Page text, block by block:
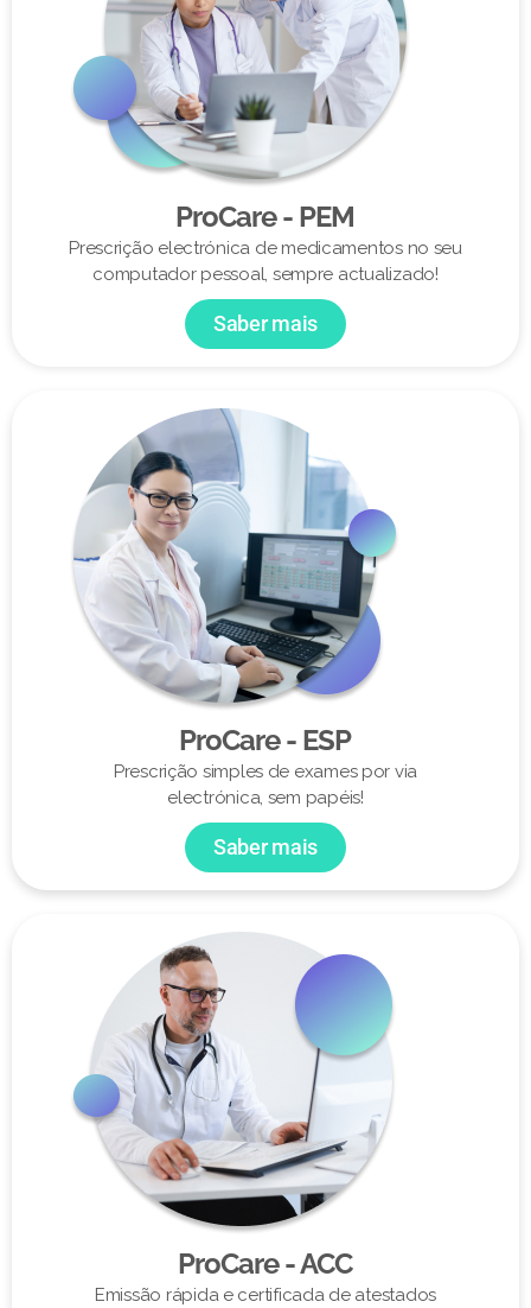
ProCare - PEM
Prescrição electrónica de medicamentos no seu
computador pessoal, sempre actualizado!
Saber mais
ProCare - ESP
Prescrição simples de exames por via
electrónica, sem papéis!
Saber mais
ProCare - ACC
Emissão rápida e certificada de atestados